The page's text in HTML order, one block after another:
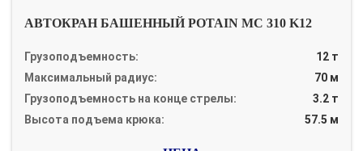
АВТОКРАН БАШЕННЫЙ POTAIN MC 310 K12
Грузоподъемность:
12 т
Максимальный радиус:
70 м
Грузоподъемность на конце стрелы:
3.2 т
Высота подъема крюка:
57.5 м